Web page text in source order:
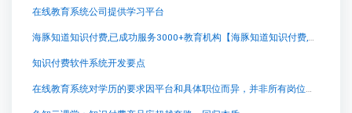
在线教育系统公司提供学习平台
海豚知道知识付费,已成功服务3000+教育机构【海豚知道知识付费,已成功服务3000+教育机构知识付费系统系统怎么制作，知识付费系统搭建使用教程】
知识付费软件系统开发要点
在线教育系统对学历的要求因平台和具体职位而异，并非所有岗位都要求高学历。一般而言，教学内容